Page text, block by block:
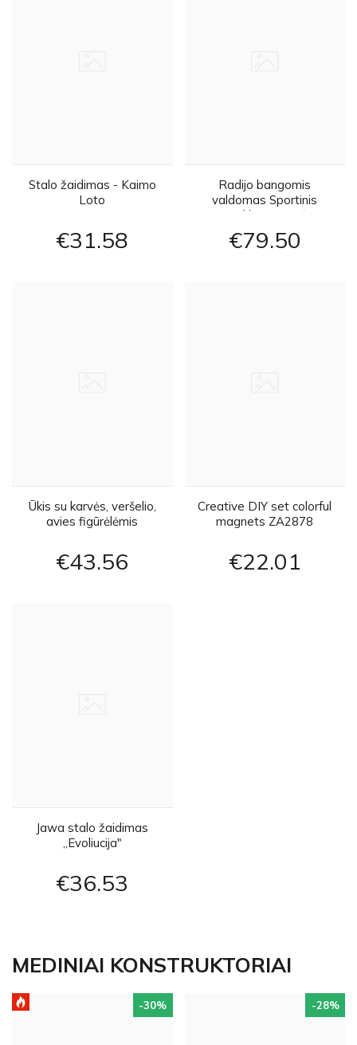
Stalo žaidimas - Kaimo
Loto
€31 58
Radijo bangomis
valdomas Sportinis
motociklas - oranžinis
€79 50
Ūkis su karvės, veršelio,
avies figūrėlėmis
€43 56
Creative DIY set colorful
magnets ZA2878
€22 01
Jawa stalo žaidimas
„Evoliucija"
€36 53
MEDINIAI KONSTRUKTORIAI
-30% -28%